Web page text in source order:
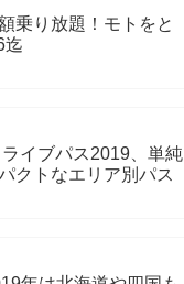
乗り放題！モトをと
迄
イブパス2019、単純
クトなエリア別パス